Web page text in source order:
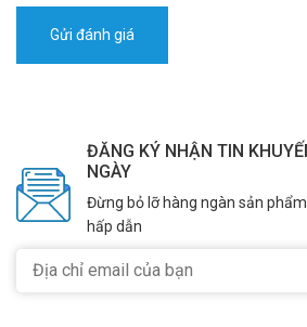
ĐĂNG KÝ NHẬN TIN
NGÀY
Đừng bỏ lỡ hàng ngàn sản
hấp dẫn